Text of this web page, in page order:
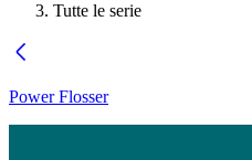
Tutte le serie
Power Flosser